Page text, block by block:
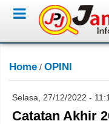
Home / OPINI
Selasa, 27/12/2022 -
Catatan Akhir